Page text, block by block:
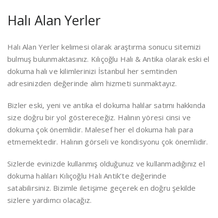
Halı Alan Yerler
Halı Alan Yerler kelimesi olarak araştırma sonucu sitemizi
bulmuş bulunmaktasınız. Kılıçoğlu Halı & Antika olarak eski el
dokuma halı ve kilimlerinizi İstanbul her semtinden
adresinizden değerinde alım hizmeti sunmaktayız.
Bizler eski, yeni ve antika el dokuma halılar satımı hakkında
size doğru bir yol göstereceğiz. Halının yöresi cinsi ve
dokuma çok önemlidir. Malesef her el dokuma halı para
etmemektedir. Halının görseli ve kondisyonu çok önemlidir.
Sizlerde evinizde kullanmış olduğunuz ve kullanmadığınız el
dokuma halıları Kılıçoğlu Halı Antik’te değerinde
satabilirsiniz. Bizimle iletişime geçerek en doğru şekilde
sizlere yardımcı olacağız.